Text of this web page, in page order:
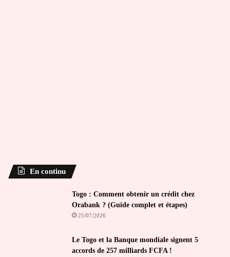
En continu
Togo : Comment obtenir un crédit chez
Orabank ? (Guide complet et étapes)
25/07/2026
Le Togo et la Banque mondiale signent 5
accords de 257 milliards FCFA !